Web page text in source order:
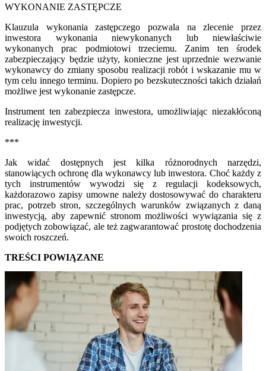
WYKONANIE ZASTĘPCZE
Klauzula wykonania zastępczego pozwala na zlecenie przez
inwestora wykonania niewykonanych lub niewłaściwie
wykonanych prac podmiotowi trzeciemu. Zanim ten środek
zabezpieczający będzie użyty, konieczne jest uprzednie wezwanie
wykonawcy do zmiany sposobu realizacji robót i wskazanie mu w
tym celu innego terminu. Dopiero po bezskuteczności takich działań
możliwe jest wykonanie zastępcze.
Instrument ten zabezpiecza inwestora, umożliwiając niezakłóconą
realizację inwestycji.
***
Jak widać dostępnych jest kilka różnorodnych narzędzi,
stanowiących ochronę dla wykonawcy lub inwestora. Choć każdy z
tych instrumentów wywodzi się z regulacji kodeksowych,
każdorazowo zapisy umowne należy dostosowywać do charakteru
prac, potrzeb stron, szczególnych warunków związanych z daną
inwestycją, aby zapewnić stronom możliwości wywiązania się z
podjętych zobowiązać, ale też zagwarantować prostotę dochodzenia
swoich roszczeń.
TREŚCI POWIĄZANE